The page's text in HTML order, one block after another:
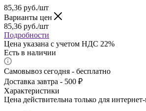
85,36 руб./шт
Варианты цен
85,36 руб./шт
Подробности
Цена указана с учетом НДС 22%
Есть в наличии
Самовывоз сегодня - бесплатно
Доставка завтра - 500 ₽
Характеристики
Цена действительна только для